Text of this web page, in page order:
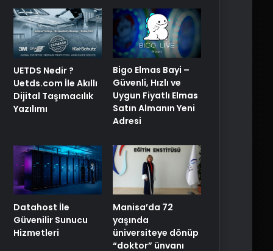
UETDS Nedir ?
Uetds.com İle Akıllı
Dijital Taşımacılık
Yazılımı
Bigo Elmas Bayi –
Güvenli, Hızlı ve
Uygun Fiyatlı Elmas
Satın Almanın Yeni
Adresi
Datahost İle
Güvenilir Sunucu
Hizmetleri
Manisa’da 72
yaşında
üniversiteye dönüp
“doktor” ünvanı